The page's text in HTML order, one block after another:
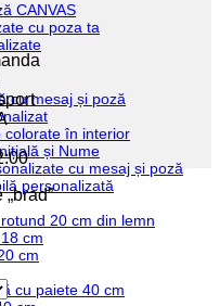
CANVAS
cu poza ta
cu mesaj și poză
colorate în interior
și Nume
cu mesaj și poză
personalizată
20 cm din lemn
cm
cm
cu paiete 40 cm